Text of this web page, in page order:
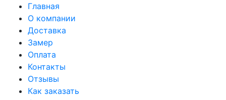
Главная
О компании
Доставка
Замер
Оплата
Контакты
Отзывы
Как заказать